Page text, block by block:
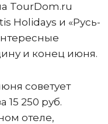
TourDom.ru
Holidays и «Русь-
и конец июня.
советует
15 250 руб.
отеле,